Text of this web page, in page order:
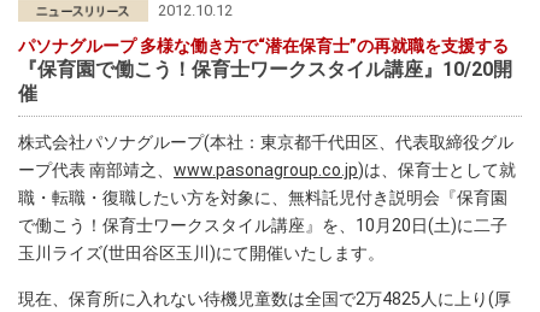
2012.10.12
パソナグループ 多様な働き方で“潜在保育士”の再就職を支援する
『保育園で働こう！保育士ワークスタイル講座』10/20開
催
株式会社パソナグループ(本社：東京都千代田区、代表取締役グル
ープ代表 南部靖之、 www.pasonagroup.co.jp)は、保育士として就
職・転職・復職したい方を対象に、無料託児付き説明会『保育園
で働こう！保育士ワークスタイル講座』を、10月20日(土)に二子
玉川ライズ(世田谷区玉川)にて開催いたします。
現在、保育所に入れない待機児童数は全国で2万4825人に上り(厚